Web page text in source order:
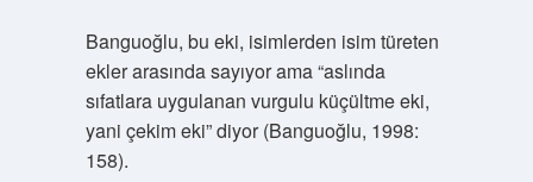
Banguoğlu, bu eki, isimlerden isim türeten
ekler arasında sayıyor ama “aslında
sıfatlara uygulanan vurgulu küçültme eki,
yani çekim eki” diyor (Banguoğlu, 1998:
158).